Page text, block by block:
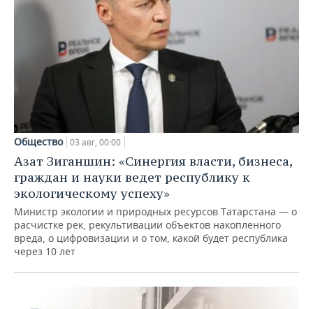
Общество 03 авг, 00:00
Азат Зиганшин: «Синергия власти, бизнеса,
граждан и науки ведет республику к
экологическому успеху»
Министр экологии и природных ресурсов Татарстана — о
расчистке рек, рекультивации объектов накопленного
вреда, о цифровизации и о том, какой будет республика
через 10 лет